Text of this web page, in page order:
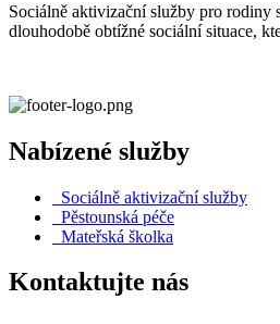
Sociálně aktivizační služby pro rodiny
dlouhodobě obtížné sociální situace,
Nabízené služby
Sociálně aktivizační služby
Pěstounská péče
Mateřská školka
Kontaktujte nás